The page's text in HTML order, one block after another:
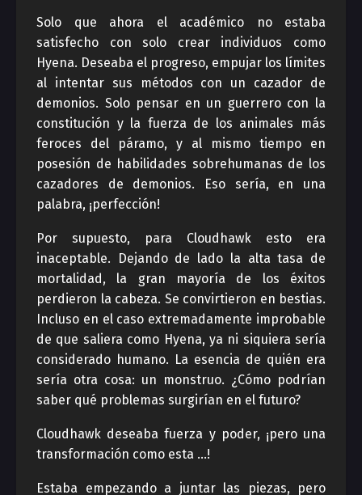
Solo que ahora el académico no estaba
satisfecho con solo crear individuos como
Hyena. Deseaba el progreso, empujar los límites
al intentar sus métodos con un cazador de
demonios. Solo pensar en un guerrero con la
constitución y la fuerza de los animales más
feroces del páramo, y al mismo tiempo en
posesión de habilidades sobrehumanas de los
cazadores de demonios. Eso sería, en una
palabra, ¡perfección!
Por supuesto, para Cloudhawk esto era
inaceptable. Dejando de lado la alta tasa de
mortalidad, la gran mayoría de los éxitos
perdieron la cabeza. Se convirtieron en bestias.
Incluso en el caso extremadamente improbable
de que saliera como Hyena, ya ni siquiera sería
considerado humano. La esencia de quién era
sería otra cosa: un monstruo. ¿Cómo podrían
saber qué problemas surgirían en el futuro?
Cloudhawk deseaba fuerza y ​​poder, ¡pero una
transformación como esta …!
Estaba empezando a juntar las piezas, pero